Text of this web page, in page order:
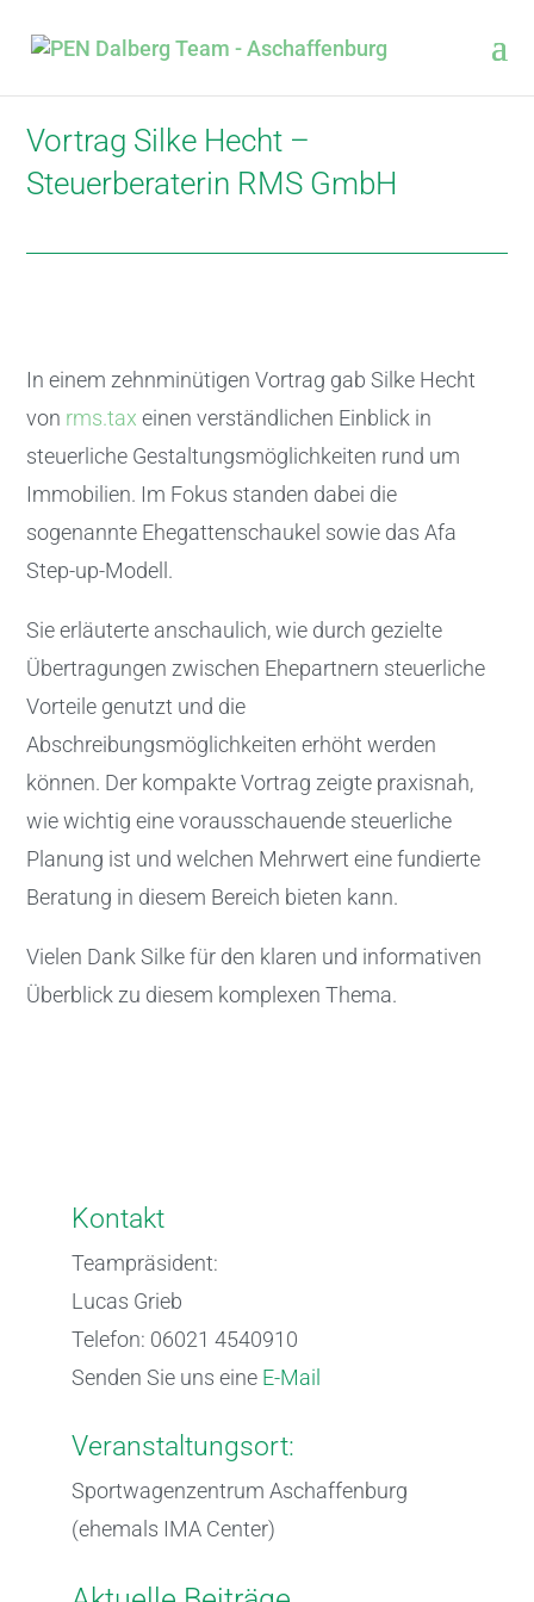
Vortrag Silke Hecht –
Steuerberaterin RMS GmbH
In einem zehnminütigen Vortrag gab Silke Hecht
von rms.tax einen verständlichen Einblick in
steuerliche Gestaltungsmöglichkeiten rund um
Immobilien. Im Fokus standen dabei die
sogenannte Ehegattenschaukel sowie das Afa
Step-up-Modell.
Sie erläuterte anschaulich, wie durch gezielte
Übertragungen zwischen Ehepartnern steuerliche
Vorteile genutzt und die
Abschreibungsmöglichkeiten erhöht werden
können. Der kompakte Vortrag zeigte praxisnah,
wie wichtig eine vorausschauende steuerliche
Planung ist und welchen Mehrwert eine fundierte
Beratung in diesem Bereich bieten kann.
Vielen Dank Silke für den klaren und informativen
Überblick zu diesem komplexen Thema.
Kontakt
Teampräsident:
Lucas Grieb
Telefon: 06021 4540910
Senden Sie uns eine E-Mail
Veranstaltungsort:
Sportwagenzentrum Aschaffenburg
(ehemals IMA Center)